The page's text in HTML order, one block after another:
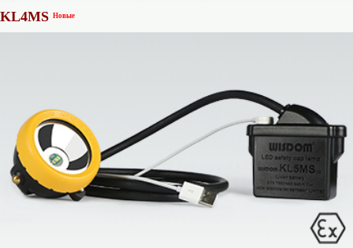
KL4MS Новые